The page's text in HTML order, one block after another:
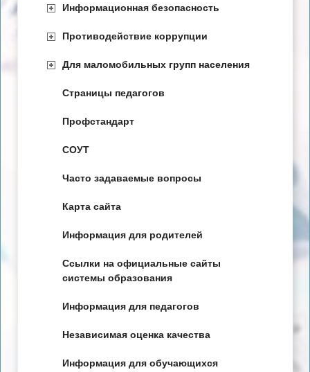
Информационная безопасность
Противодействие коррупции
Для маломобильных групп населения
Страницы педагогов
Профстандарт
СОУТ
Часто задаваемые вопросы
Карта сайта
Информация для родителей
Ссылки на официальные сайты
системы образования
Информация для педагогов
Независимая оценка качества
Информация для обучающихся